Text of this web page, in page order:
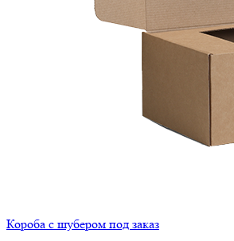
Короба с шубером под заказ